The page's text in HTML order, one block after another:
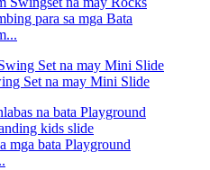
para sa mga Bata
Set na may Mini Slide
mga bata Playground